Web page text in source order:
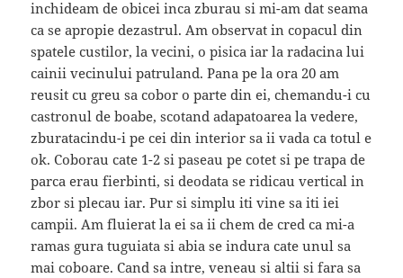
inchideam de obicei inca zburau si mi-am dat seama
ca se apropie dezastrul. Am observat in copacul din
spatele custilor, la vecini, o pisica iar la radacina lui
cainii vecinului patruland. Pana pe la ora 20 am
reusit cu greu sa cobor o parte din ei, chemandu-i cu
castronul de boabe, scotand adapatoarea la vedere,
zburatacindu-i pe cei din interior sa ii vada ca totul e
ok. Coborau cate 1-2 si paseau pe cotet si pe trapa de
parca erau fierbinti, si deodata se ridicau vertical in
zbor si plecau iar. Pur si simplu iti vine sa iti iei
campii. Am fluierat la ei sa ii chem de cred ca mi-a
ramas gura tuguiata si abia se indura cate unul sa
mai coboare. Cand sa intre, veneau si altii si fara sa